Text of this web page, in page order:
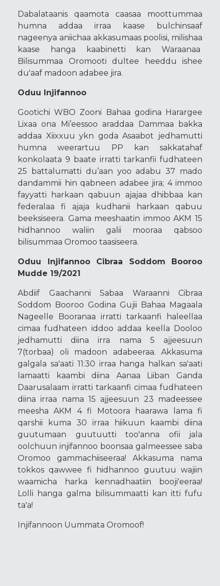
Dabalataanis qaamota caasaa moottummaa
humna addaa irraa kaase bulchinsaaf
nageenya aniichaa akkasumaas poolisi, milishaa
kaase hanga kaabinetti kan Waraanaa
Bilisummaa Oromooti dultee heeddu ishee
du'aaf madoon adabee jira.
Oduu Injifannoo
Gootichi WBO Zooni Bahaa godina Harargee
Lixaa ona Mi’eessoo araddaa Dammaa bakka
addaa Xiixxuu ykn goda Asaabot jedhamutti
humna weerartuu PP kan sakkatahaf
konkolaata 9 baate irratti tarkanfii fudhateen
25 battalumatti du’aan yoo adabu 37 mado
dandammii hin qabneen adabee jira; 4 immoo
fayyatti harkaan qabuun ajajaa dhibbaa kan
federalaa fi ajaja kudhanii harkaan qabuu
beeksiseera. Gama meeshaatin immoo AKM 15
hidhannoo waliin galii mooraa qabsoo
bilisummaa Oromoo taasiseera.
Oduu Injifannoo Cibraa Soddom Booroo
Mudde 19/2021
Abdiif Gaachanni Sabaa Waraanni Cibraa
Soddom Booroo Godina Gujii Bahaa Magaala
Nageelle Booranaa irratti tarkaanfi haleellaa
cimaa fudhateen iddoo addaa keella Dooloo
jedhamutti diina irra nama 5 ajjeesuun
7(torbaa) oli madoon adabeeraa. Akkasuma
galgala sa'aati 11:30 irraa hanga halkan sa'aati
lamaatti kaambi diina Aanaa Liiban Ganda
Daarusalaam irratti tarkaanfi cimaa fudhateen
diina irraa nama 15 ajjeesuun 23 madeessee
meesha AKM 4 fi Motoora haarawa lama fi
qarshii kuma 30 irraa hiikuun kaambi diina
guutumaan guutuutti too'anna ofii jala
oolchuun injifannoo boonsaa galmeessee saba
Oromoo gammachiiseeraa! Akkasuma nama
tokkos qawwee fi hidhannoo guutuu wajiin
waamicha harka kennadhaatiin booji'eeraa!
Lolli hanga galma bilisummaatti kan itti fufu
ta'a!
Injifannoon Uummata Oromoof!